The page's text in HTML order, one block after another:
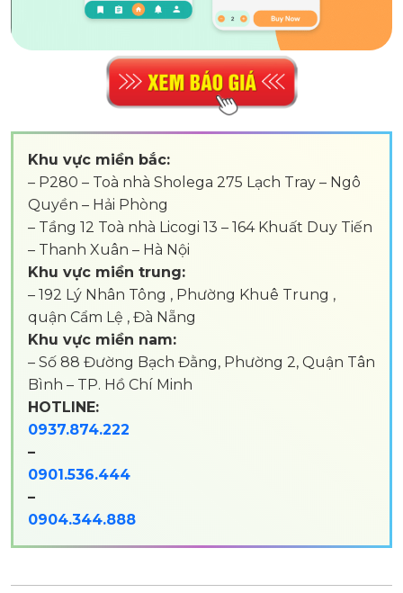
Khu vực miền bắc:
– P280 – Toà nhà Sholega 275 Lạch Tray – Ngô
Quyền – Hải Phòng
– Tầng 12 Toà nhà Licogi 13 – 164 Khuất Duy Tiến
– Thanh Xuân – Hà Nội
Khu vực miền trung:
– 192 Lý Nhân Tông , Phường Khuê Trung ,
quận Cẩm Lệ , Đà Nẵng
Khu vực miền nam:
– Số 88 Đường Bạch Đằng, Phường 2, Quận Tân
Bình – TP. Hồ Chí Minh
HOTLINE:
0937.874.222
–
0901.536.444
–
0904.344.888